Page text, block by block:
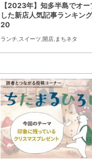
【2023年】知多半島でオー
した新店人気記事ランキン
20
ランチ,スイーツ,開店, まちネタ